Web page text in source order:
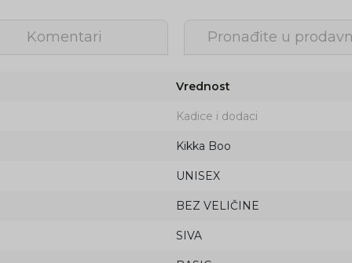
Komentari Pronađite u
Vrednost
Kadice i dodaci
Kikka Boo
UNISEX
BEZ VELIČINE
SIVA